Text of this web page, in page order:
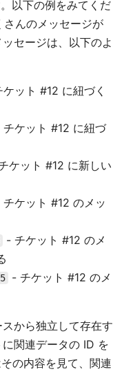
以下の例をみてくだ
んのメッセージが
セージは、以下のよ
ット #12 に紐づく
チケット #12 に紐づ
ケット #12 に新しい
チケット #12 のメッ
- チケット #12 のメ
- チケット #12 のメ
から独立して存在す
関連データの ID を
の内容を見て、関連